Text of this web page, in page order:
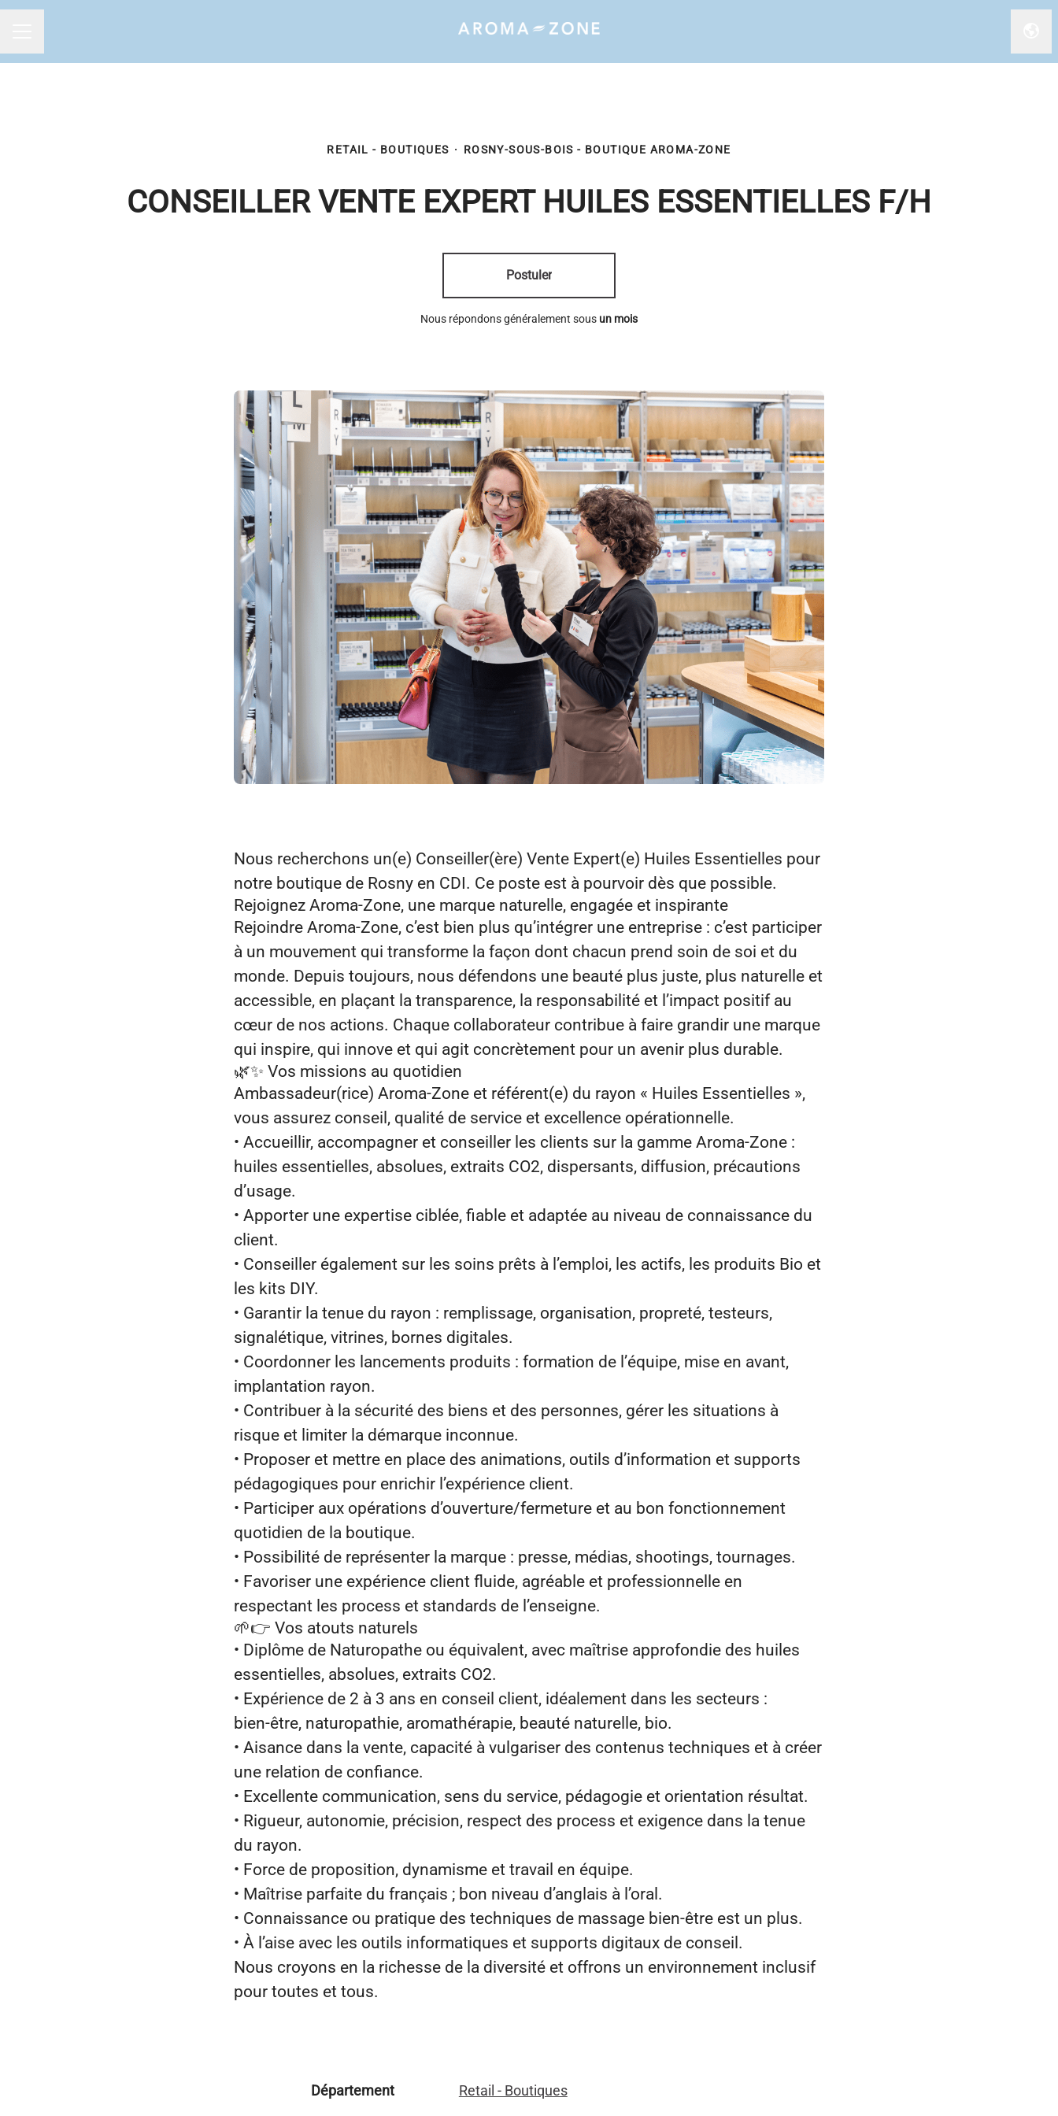
RETAIL - BOUTIQUES · ROSNY-SOUS-BOIS - BOUTIQUE AROMA-ZONE
CONSEILLER VENTE EXPERT HUILES ESSENTIELLES F/H
Postuler
Nous répondons généralement sous un mois
Nous recherchons un(e) Conseiller(ère) Vente Expert(e) Huiles Essentielles pour
notre boutique de Rosny en CDI. Ce poste est à pourvoir dès que possible.
Rejoignez Aroma‑Zone, une marque naturelle, engagée et inspirante
Rejoindre Aroma‑Zone, c’est bien plus qu’intégrer une entreprise : c’est participer
à un mouvement qui transforme la façon dont chacun prend soin de soi et du
monde. Depuis toujours, nous défendons une beauté plus juste, plus naturelle et
accessible, en plaçant la transparence, la responsabilité et l’impact positif au
cœur de nos actions. Chaque collaborateur contribue à faire grandir une marque
qui inspire, qui innove et qui agit concrètement pour un avenir plus durable.
🌿✨ Vos missions au quotidien
Ambassadeur(rice) Aroma‑Zone et référent(e) du rayon « Huiles Essentielles »,
vous assurez conseil, qualité de service et excellence opérationnelle.
• Accueillir, accompagner et conseiller les clients sur la gamme Aroma‑Zone :
huiles essentielles, absolues, extraits CO2, dispersants, diffusion, précautions
d’usage.
• Apporter une expertise ciblée, fiable et adaptée au niveau de connaissance du
client.
• Conseiller également sur les soins prêts à l’emploi, les actifs, les produits Bio et
les kits DIY.
• Garantir la tenue du rayon : remplissage, organisation, propreté, testeurs,
signalétique, vitrines, bornes digitales.
• Coordonner les lancements produits : formation de l’équipe, mise en avant,
implantation rayon.
• Contribuer à la sécurité des biens et des personnes, gérer les situations à
risque et limiter la démarque inconnue.
• Proposer et mettre en place des animations, outils d’information et supports
pédagogiques pour enrichir l’expérience client.
• Participer aux opérations d’ouverture/fermeture et au bon fonctionnement
quotidien de la boutique.
• Possibilité de représenter la marque : presse, médias, shootings, tournages.
• Favoriser une expérience client fluide, agréable et professionnelle en
respectant les process et standards de l’enseigne.
🌱👉 Vos atouts naturels
• Diplôme de Naturopathe ou équivalent, avec maîtrise approfondie des huiles
essentielles, absolues, extraits CO2.
• Expérience de 2 à 3 ans en conseil client, idéalement dans les secteurs :
bien‑être, naturopathie, aromathérapie, beauté naturelle, bio.
• Aisance dans la vente, capacité à vulgariser des contenus techniques et à créer
une relation de confiance.
• Excellente communication, sens du service, pédagogie et orientation résultat.
• Rigueur, autonomie, précision, respect des process et exigence dans la tenue
du rayon.
• Force de proposition, dynamisme et travail en équipe.
• Maîtrise parfaite du français ; bon niveau d’anglais à l’oral.
• Connaissance ou pratique des techniques de massage bien‑être est un plus.
• À l’aise avec les outils informatiques et supports digitaux de conseil.
Nous croyons en la richesse de la diversité et offrons un environnement inclusif
pour toutes et tous.
Département Retail - Boutiques